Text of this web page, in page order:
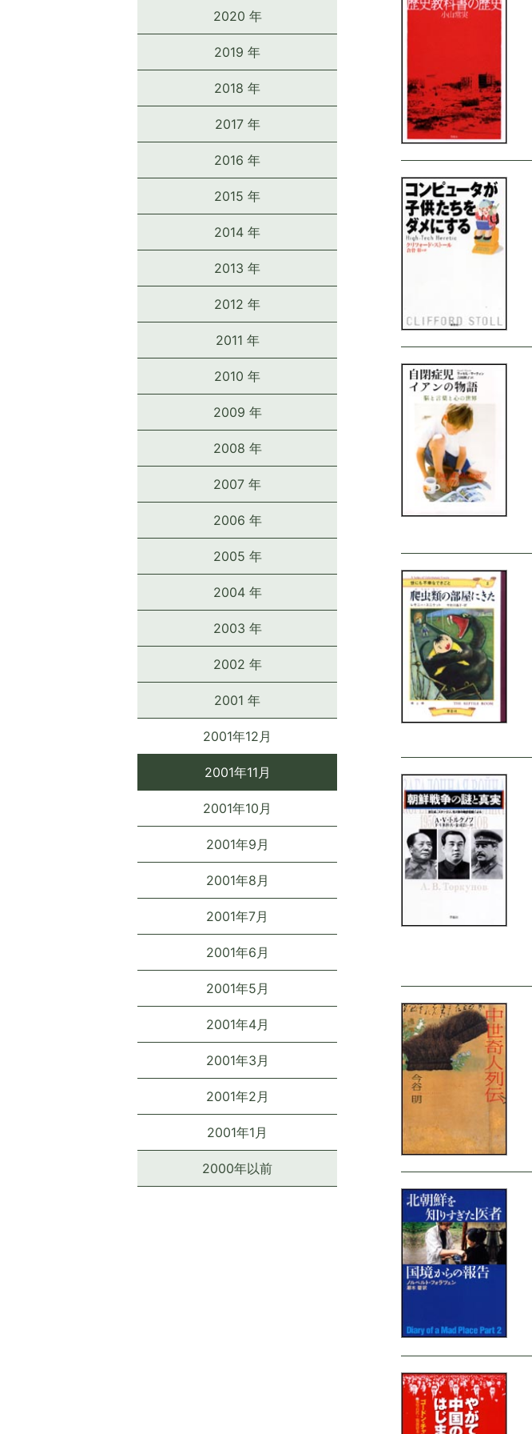
2020 年
2019 年
2018 年
2017 年
2016 年
2015 年
2014 年
2013 年
2012 年
2011 年
2010 年
2009 年
2008 年
2007 年
2006 年
2005 年
2004 年
2003 年
2002 年
2001 年
2001年12月
2001年11月
2001年10月
2001年9月
2001年8月
2001年7月
2001年6月
2001年5月
2001年4月
2001年3月
2001年2月
2001年1月
2000年以前